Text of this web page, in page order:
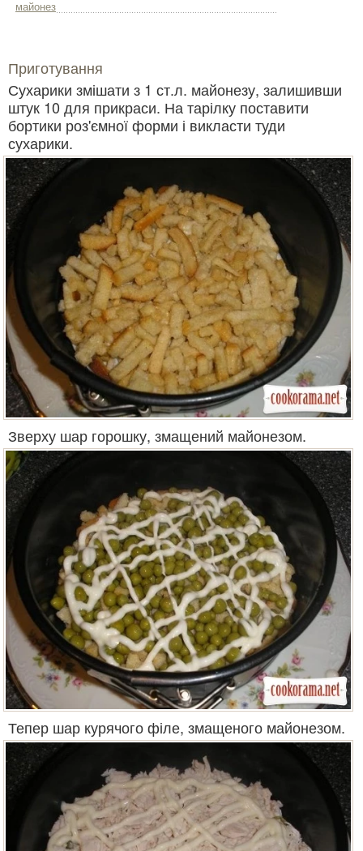
майонез
Приготування
Сухарики змішати з 1 ст.л. майонезу, залишивши
штук 10 для прикраси. На тарілку поставити
бортики роз'ємної форми і викласти туди
сухарики.
Зверху шар горошку, змащений майонезом.
Тепер шар курячого філе, змащеного майонезом.